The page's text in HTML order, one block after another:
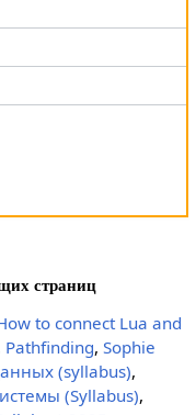
страниц
to connect Lua and
Pathfinding, Sophie
(syllabus),
(Syllabus),